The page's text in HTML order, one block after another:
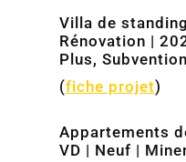
Villa de
Rénovation |
Plus,
(fiche projet)
Appartements
VD | Neuf |